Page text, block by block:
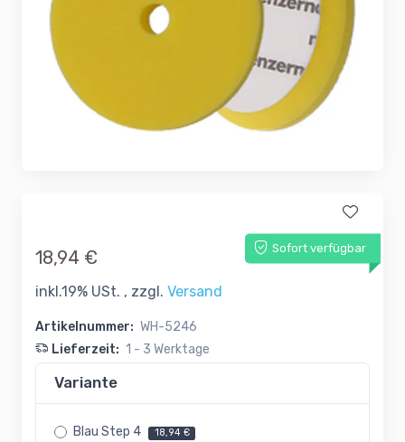
Sofort verfügbar
18,94 €
inkl.19% USt. , zzgl. Versand
Artikelnummer: WH-5246
Lieferzeit: 1 - 3 Werktage
Variante
Blau Step 4 18,94 €